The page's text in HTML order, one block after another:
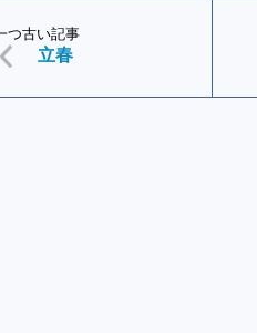
つ古い記事
立春